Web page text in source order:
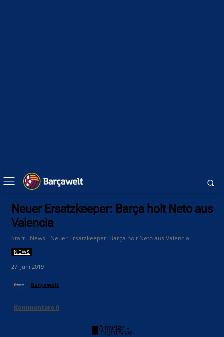
Neuer Ersatzkeeper: Barça holt Neto aus
Valencia
Start News Neuer Ersatzkeeper: Barça holt Neto aus Valencia
NEWS
27. Juni 2019
Barçawelt
Kommentare0
- Anzeige -